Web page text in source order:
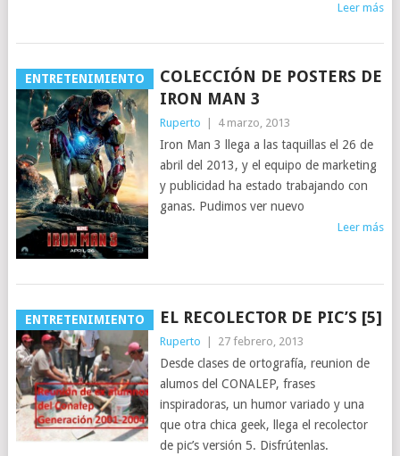
Leer más
ENTRETENIMIENTO
COLECCIÓN DE POSTERS DE
IRON MAN 3
Ruperto 4 marzo, 2013
Iron Man 3 llega a las taquillas el 26 de
abril del 2013, y el equipo de marketing
y publicidad ha estado trabajando con
ganas. Pudimos ver nuevo
Leer más
ENTRETENIMIENTO EL RECOLECTOR DE PIC’S [5]
Ruperto 27 febrero, 2013
Desde clases de ortografía, reunion de
alumos del CONALEP, frases
inspiradoras, un humor variado y una
que otra chica geek, llega el recolector
de pic’s versión 5. Disfrútenlas.